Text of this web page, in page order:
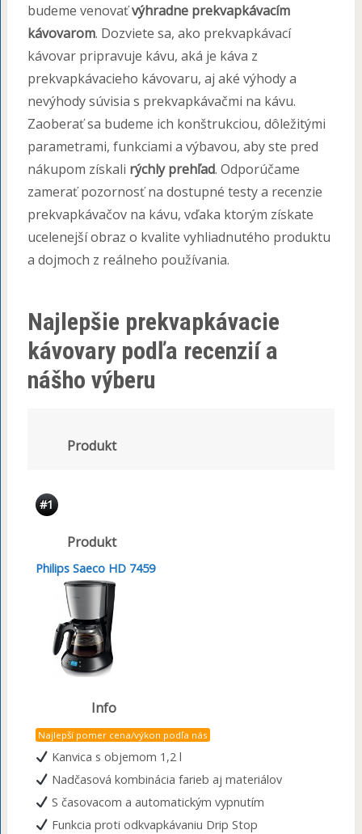
budeme venovaťvýhradne prekvapkávacím
kávovarom. Dozviete sa, ako prekvapkávací
kávovar pripravuje kávu, aká je káva z
prekvapkávacieho kávovaru, aj aké výhody a
nevýhody súvisia s prekvapkávačmi na kávu.
Zaoberať sa budeme ich konštrukciou, dôležitými
parametrami, funkciami a výbavou, aby ste pred
nákupom získali rýchly prehľad. Odporúčame
zamerať pozornosť na dostupné testy a recenzie
prekvapkávačov na kávu, vďaka ktorým získate
ucelenejší obraz o kvalite vyhliadnutého produktu
a dojmoch z reálneho používania.
Najlepšie prekvapkávacie
kávovary podľa recenzií a
nášho výberu
Produkt
#1
Produkt
Philips Saeco HD 7459
Info
Najlepší pomer cena/výkon podľa nás
Kanvica s objemom 1,2 l
Nadčasová kombinácia farieb aj materiálov
S časovacom a automatickým vypnutím
Funkcia proti odkvapkávaniu Drip Stop